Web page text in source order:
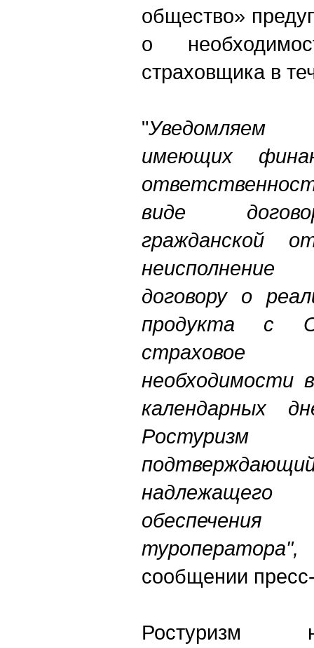
общество»
о
страховщика в
"Уведомляем
имеющих
виде
гражданской
договору о
продукта с
необходимости
календарных
обеспечения
туроператора",
сообщении
Ростуризм